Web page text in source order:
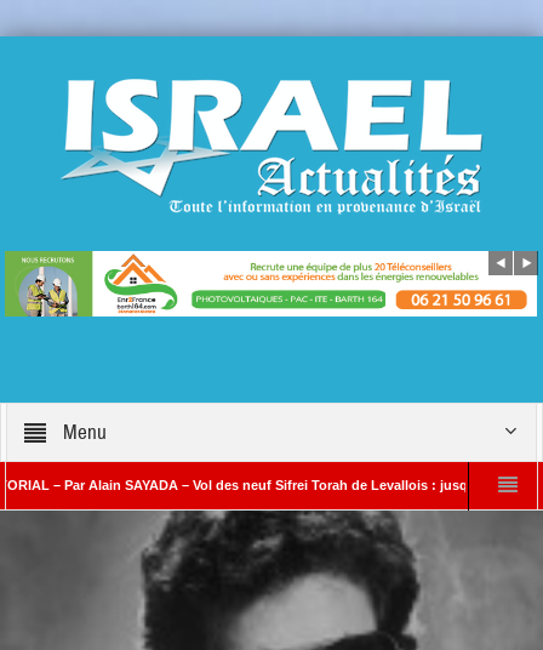
Menu
– Par Alain SAYADA – Vol des neuf Sifrei Torah de Levallois : jusqu’à quand le
Benjamin Netanyahou à l’Iran : « Si vous nous attaquez, notre